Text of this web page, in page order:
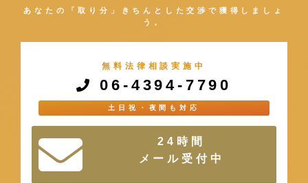
あなたの「取り分」きちんとした交渉で獲得しましょ
う。
無料法律相談実施中
06-4394-7790
土日祝・夜間も対応
24時間
メール受付中